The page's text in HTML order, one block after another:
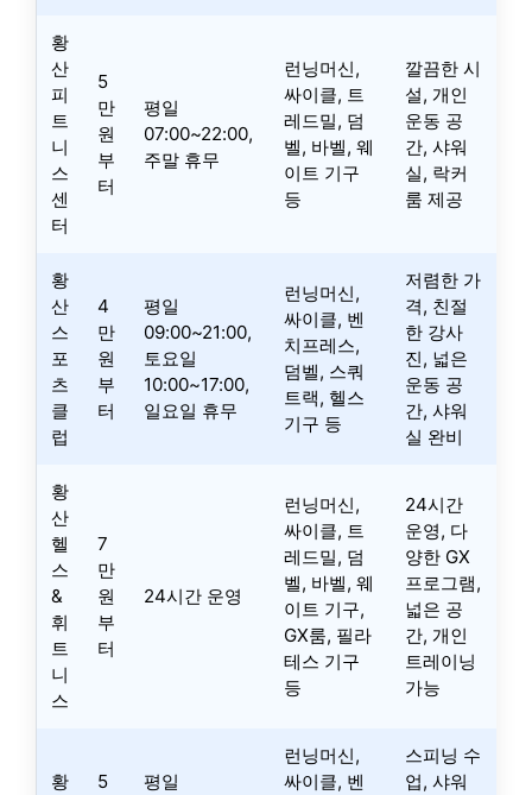
황
산
피
트
니
스
센
터
5
만
원
부
터
평일
07:00~22:00,
주말 휴무
런닝머신,
싸이클, 트
레드밀, 덤
벨, 바벨, 웨
이트 기구
등
깔끔한 시
설, 개인
운동 공
간, 샤워
실, 락커
룸 제공
황
산
스
포
츠
클
럽
4
만
원
부
터
평일
09:00~21:00,
토요일
10:00~17:00,
일요일 휴무
런닝머신,
싸이클, 벤
치프레스,
덤벨, 스쿼
트랙, 헬스
기구 등
저렴한 가
격, 친절
한 강사
진, 넓은
운동 공
간, 샤워
실 완비
황
산
헬
스
&
휘
트
니
스
7
만
원
부
터
24시간 운영
런닝머신,
싸이클, 트
레드밀, 덤
벨, 바벨, 웨
이트 기구,
GX룸, 필라
테스 기구
등
24시간
운영, 다
양한 GX
프로그램,
넓은 공
간, 개인
트레이닝
가능
황
5
평일
런닝머신,
싸이클, 벤
스피닝 수
업, 샤워